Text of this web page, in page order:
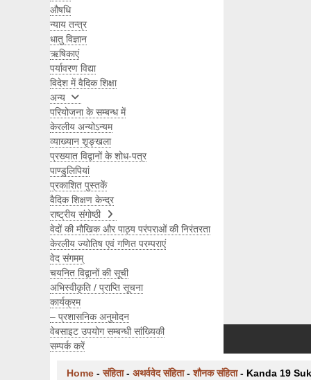
Search
औषधि
न्याय तन्त्र
धातु विज्ञान
ऋषिकाएं
पर्यावरण विद्या
विदेश में वैदिक शिक्षा
अन्य
परियोजना के सम्बन्ध में
केरलीय अन्योऽन्यम
व्याख्यान शृङ्खला
प्रख्यात विद्वानों के शोध-पत्र
पाण्डुलिपियां
प्रकाशित पुस्तकें
वैदिक शिक्षण केन्द्र
राष्ट्रीय संगोष्ठी
वेदों की मौखिक और पाठ्य परंपराओं की निरंतरता
केरलीय ज्योतिष एवं गणित परम्पराएं
वेद संगमम्
चयनित विद्वानों की सूची
अभिस्वीकृति / प्राप्ति सूचना
कार्यक्रम
– प्रशासनिक अनुमोदन
वेबसाइट उपयोग सम्बन्धी सांख्यिकी
सम्पर्क करें
Home -संहिता- अथर्ववेद संहिता-शौनक संहिता- Kanda 19